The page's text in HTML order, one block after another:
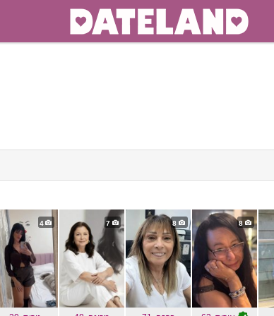
8
8
7
4